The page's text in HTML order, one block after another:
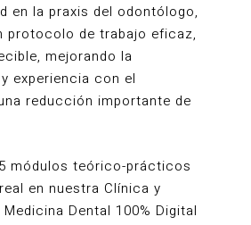
en la praxis del odontólogo,
protocolo de trabajo eficaz,
mejorando la
experiencia con el
reducción importante de
módulos teórico-prácticos
en nuestra Clínica y
Dental 100% Digital